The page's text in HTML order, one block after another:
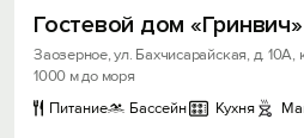
Гостевой дом «Гринвич»
Заозерное, ул. Бахчисарайская, д. 10А,
1000 м до моря
Питание
Бассейн Кухня